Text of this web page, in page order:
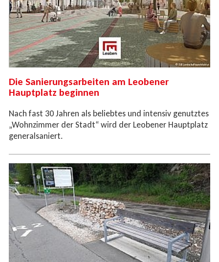
Die Sanierungsarbeiten am Leobener
Hauptplatz beginnen
Nach fast 30 Jahren als beliebtes und intensiv genutztes
„Wohnzimmer der Stadt“ wird der Leobener Hauptplatz
generalsaniert.